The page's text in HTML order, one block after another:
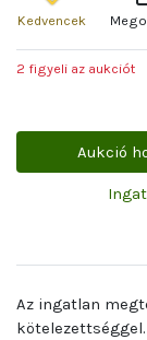
Kedvencek
2 figyeli az aukciót
Aukció
Az ingatlan
kötelezettséggel.